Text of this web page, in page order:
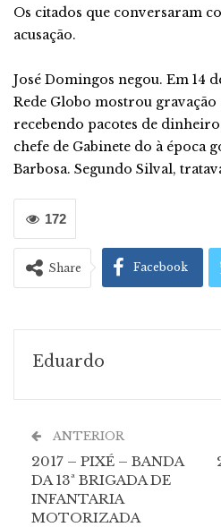
Os citados que conversaram
acusação.
José Domingos negou. Em 14
Rede Globo mostrou gravação
recebendo pacotes de
chefe de Gabinete do à época
Barbosa. Segundo Silval,
172
Share Facebook
Eduardo
ANTERIOR
2017 – PIXÉ – BANDA
DA 13ª BRIGADA DE
INFANTARIA
MOTORIZADA